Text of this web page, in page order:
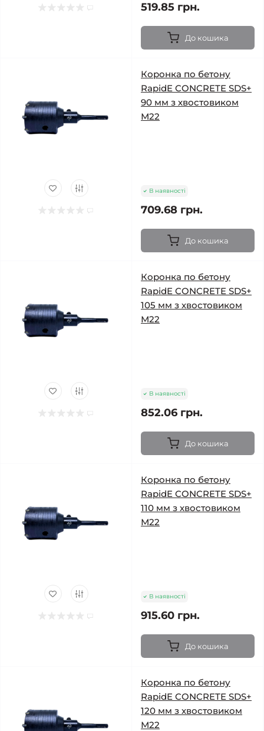
519.85 грн.
До кошика
Коронка по бетону
RapidE CONCRETE SDS+
90 мм з хвостовиком
М22
В наявності
709.68 грн.
До кошика
Коронка по бетону
RapidE CONCRETE SDS+
105 мм з хвостовиком
М22
В наявності
852.06 грн.
До кошика
Коронка по бетону
RapidE CONCRETE SDS+
110 мм з хвостовиком
М22
В наявності
915.60 грн.
До кошика
Коронка по бетону
RapidE CONCRETE SDS+
120 мм з хвостовиком
М22